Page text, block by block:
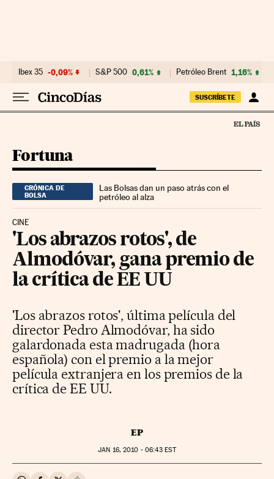
Ibex 35 -0,09% S&P 500 0,61% Petróleo Brent 1,16%
SUSCRÍBETE
Fortuna
CRÓNICA DE
BOLSA
Las Bolsas dan un paso atrás con el
petróleo al alza
CINE
'Los abrazos rotos', de
Almodóvar, gana premio de
la crítica de EE UU
'Los abrazos rotos', última película del
director Pedro Almodóvar, ha sido
galardonada esta madrugada (hora
española) con el premio a la mejor
película extranjera en los premios de la
crítica de EE UU.
EP
JAN 16, 2010 - 06:43 EST